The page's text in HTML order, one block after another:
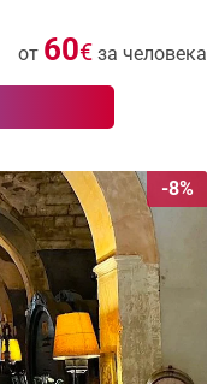
от 60€ за человека
-8%